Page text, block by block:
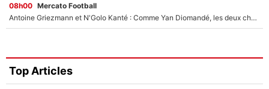
08h00 Mercato Football
Antoine Griezmann et N'Golo Kanté : Comme Yan Diomandé, les deux champions du monde ont refusé de signer au PSG !
Top Articles